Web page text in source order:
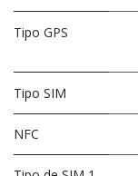
Tipo GPS
Tipo SIM
NFC